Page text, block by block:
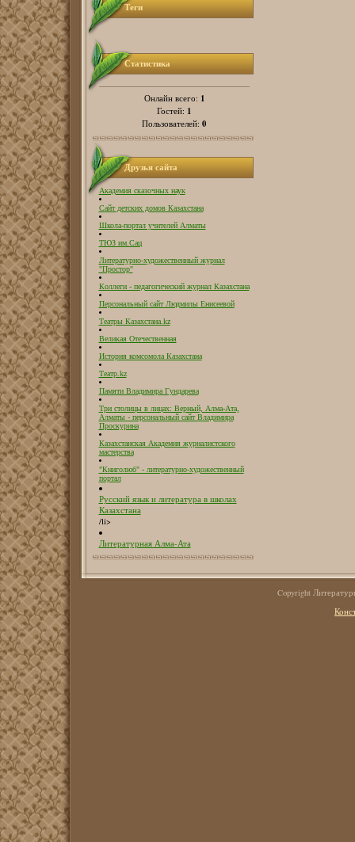
Теги
Статистика
Онлайн всего: 1
Гостей: 1
Пользователей: 0
Друзья сайта
Академия сказочных наук
Сайт детских домов Казахстана
Школа-портал учителей Алматы
ТЮЗ им.Сац
Литературно-художественный журнал
"Простор"
Коллеги - педагогический журнал Казахстана
Персональный сайт Людмилы Енисеевой
Театры Казахстана.kz
Великая Отечественная
История комсомола Казахстана
Театр.kz
Памяти Владимира Гундарева
Три столицы в лицах: Верный, Алма-Ата,
Алматы - персональный сайт Владимира
Проскурина
Казахстанская Академия журналистского
мастерства
"Книголюб" - литературно-художественный
портал
Русский язык и литература в школах
Казахстана
/li>
Литературная Алма-Ата
Copyright